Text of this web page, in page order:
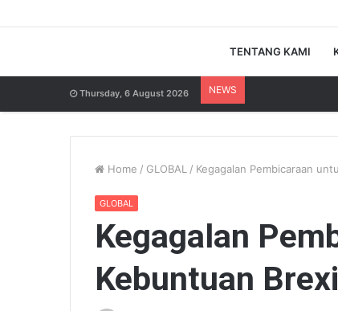
TENTANG KAMI
Thursday, 6 August 2026 NEWS
Home / GLOBAL / Kegagalan Pembicaraan
GLOBAL
Kegagalan
Kebuntuan